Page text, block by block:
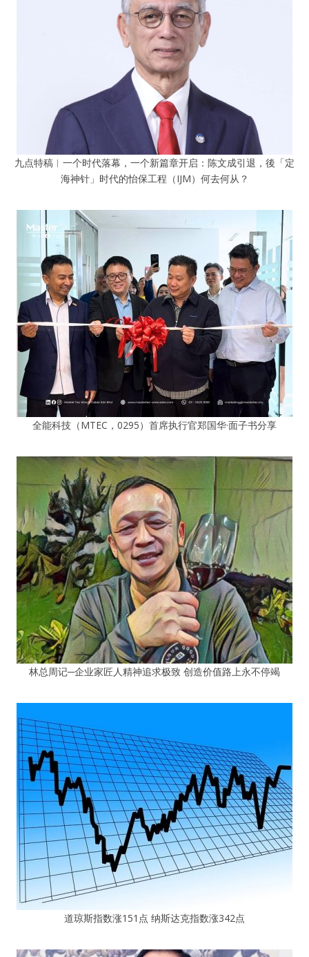
九点特稿︱一个时代落幕，一个新篇章开启：陈文成引退，後「定
海神针」时代的怡保工程（IJM）何去何从？
全能科技（MTEC，0295）首席执行官郑国华·面子书分享
林总周记─企业家匠人精神追求极致 创造价值路上永不停竭
道琼斯指数涨151点 纳斯达克指数涨342点